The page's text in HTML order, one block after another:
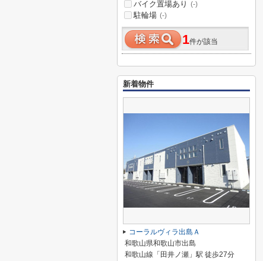
バイク置場あり (-)
駐輪場 (-)
1件が該当
新着物件
コーラルヴィラ出島Ａ
和歌山県和歌山市出島
和歌山線「田井ノ瀬」駅 徒歩27分